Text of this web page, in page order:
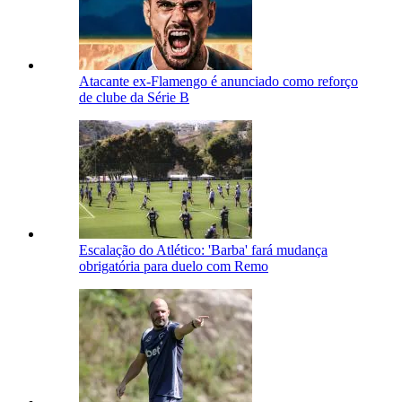
Atacante ex-Flamengo é anunciado como reforço
de clube da Série B
Escalação do Atlético: 'Barba' fará mudança
obrigatória para duelo com Remo